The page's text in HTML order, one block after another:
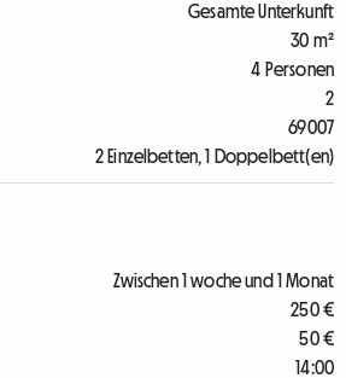
Gesamte Unterkunft
30 m²
4 Personen
2
69007
2 Einzelbetten, 1 Doppelbett(en)
Zwischen 1 woche und 1 Monat
250 €
50 €
14:00